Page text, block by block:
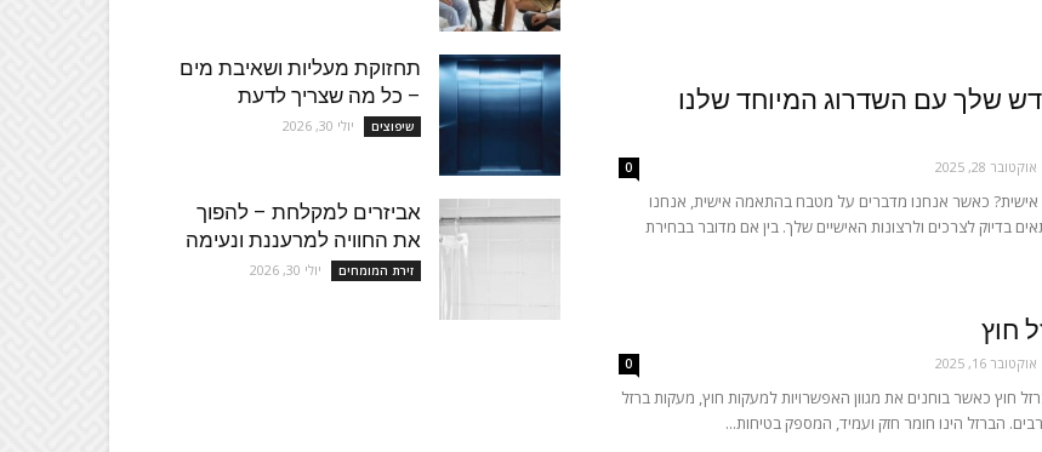
שלך עם השדרוג המיוחד שלנו
אוקטובר 28, 2025 0
כאשר אנחנו מדברים על מטבח בהתאמה אישית, אנחנו
בדיוק לצרכים ולרצונות האישיים שלך. בין אם מדובר בבחירת
חוץ
אוקטובר 16, 2025 0
חוץ כאשר בוחנים את מגוון האפשרויות למעקות חוץ, מעקות ברזל
הברזל הינו חומר חזק ועמיד, המספק בטיחות...
תחזוקת מעליות ושאיבת מים
– כל מה שצריך לדעת
שיפוצים יולי 30, 2026
אביזרים למקלחת – להפוך
את החוויה למרעננת ונעימה
זירת המומחים יולי 30, 2026